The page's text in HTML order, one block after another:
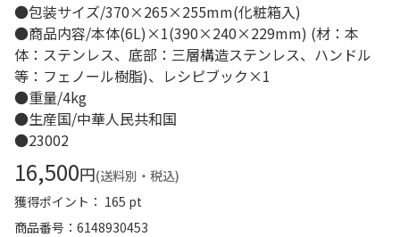
●包装サイズ/370×265×255mm(化粧箱入)
●商品内容/本体(6L)×1(390×240×229mm) (材：本
体：ステンレス、底部：三層構造ステンレス、ハンドル
等：フェノール樹脂)、レシピブック×1
●重量/4kg
●生産国/中華人民共和国
●23002
16,500円(送料別・税込)
獲得ポイント： 165 pt
商品番号
6148930453